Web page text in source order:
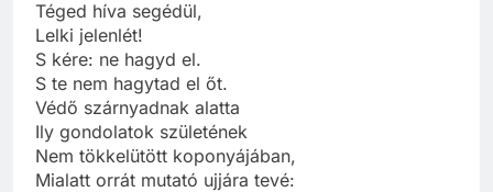
Téged híva segédül,
Lelki jelenlét!
S kére: ne hagyd el.
S te nem hagytad el őt.
Védő szárnyadnak alatta
Ily gondolatok születének
Nem tökkelütött koponyájában,
Mialatt orrát mutató ujjára tevé: